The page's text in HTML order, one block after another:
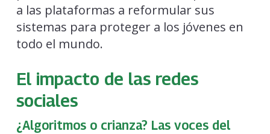
a las plataformas a reformular sus
sistemas para proteger a los jóvenes en
todo el mundo.
El impacto de las redes
sociales
¿Algoritmos o crianza? Las voces del